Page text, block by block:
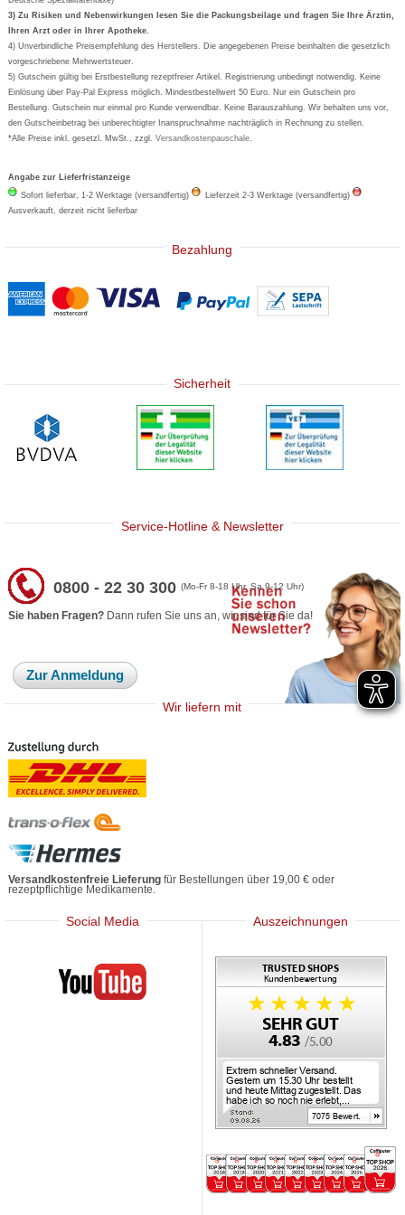
Formoline
Wick
Eucerin
Basica
3) Zu Risiken und Nebenwirkungen lesen Sie die Packungsbeilage und fragen Sie Ihre Ärztin,
Ihren Arzt oder in Ihrer Apotheke.
4) Unverbindliche Preisempfehlung des Herstellers. Die angegebenen Preise beinhalten die gesetzlich
vorgeschriebene Mehrwertsteuer.
5) Gutschein gültig bei Erstbestellung rezeptfreier Artikel. Registrierung unbedingt notwendig. Keine
Einlösung über Pay-Pal Express möglich. Mindestbestellwert 50 Euro. Nur ein Gutschein pro
Bestellung. Gutschein nur einmal pro Kunde verwendbar. Keine Barauszahlung. Wir behalten uns vor,
den Gutscheinbetrag bei unberechtigter Inanspruchnahme nachträglich in Rechnung zu stellen.
*Alle Preise inkl. gesetzl. MwSt., zzgl.Versandkostenpauschale
Angabe zur Lieferfristanzeige
Sofort lieferbar, 1-2 Werktage (versandfertig)
Lieferzeit 2-3 Werktage (versandfertig)
Ausverkauft, derzeit nicht lieferbar
Bezahlung
Sicherheit
Service-Hotline & Newsletter
0800 - 22 30 300(Mo-Fr 8-18 Uhr, Sa 9-12 Uhr)
Sie haben Fragen? Dann rufen Sie uns an, wir sind für Sie da!
Zur Anmeldung
Wir liefern mit
Versandkostenfreie Lieferung für Bestellungen über 19,00 € oder
rezeptpflichtige Medikamente.
Social Media
Mediherz
Auszeichnungen